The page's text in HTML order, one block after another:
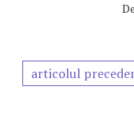
De
articolul